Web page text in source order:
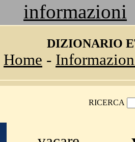
informazioni
DIZIONARIO
Home -
RICERCA